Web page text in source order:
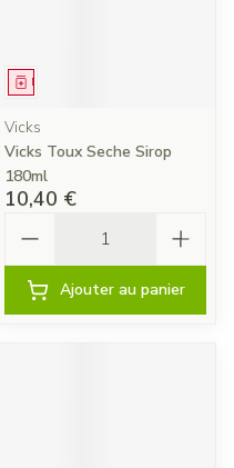
Médicament
Vicks
Vicks Toux Seche Sirop
180ml
10,40 €
Ajouter au panier